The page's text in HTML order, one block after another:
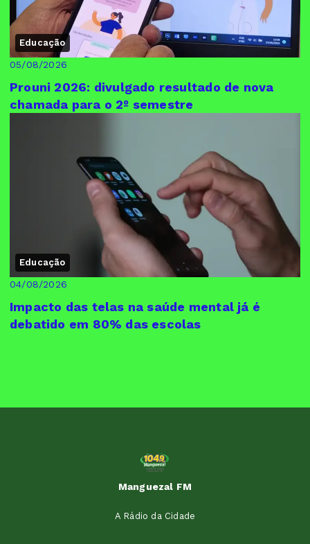
Educação
05/08/2026
Prouni 2026: divulgado resultado de nova
chamada para o 2º semestre
Educação
04/08/2026
Impacto das telas na saúde mental já é
debatido em 80% das escolas
Manguezal FM
A Rádio da Cidade